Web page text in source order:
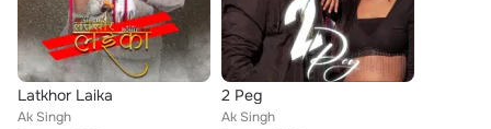
Latkhor Laika
Ak Singh
2 Peg
Ak Singh